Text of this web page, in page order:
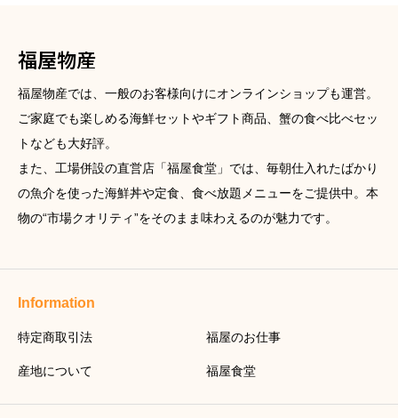
福屋物産
福屋物産では、一般のお客様向けにオンラインショップも運営。
ご家庭でも楽しめる海鮮セットやギフト商品、蟹の食べ比べセッ
トなども大好評。
また、工場併設の直営店「福屋食堂」では、毎朝仕入れたばかり
の魚介を使った海鮮丼や定食、食べ放題メニューをご提供中。本
物の“市場クオリティ”をそのまま味わえるのが魅力です。
Information
特定商取引法 福屋のお仕事
産地について 福屋食堂